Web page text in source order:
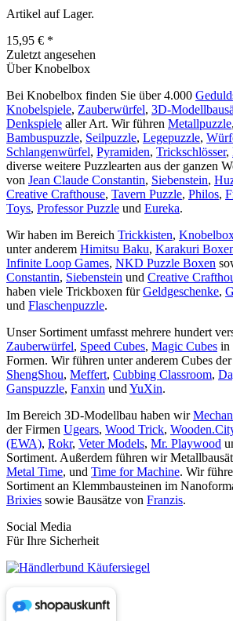
Artikel auf Lager.
15,95 € *
Zuletzt angesehen
Über Knobelbox
Bei Knobelbox finden Sie über 4.000
Knobelspiele, Zauberwürfel, 3D-
Denkspiele aller Art. Wir führen Metallpuzzle,
Bambuspuzzle, Seilpuzzle, Legepuzzle,
Schlangenwürfel, Pyramiden, Trickschlösser,
diverse weitere Puzzlearten aus der ganzen
von Jean Claude Constantin, Siebenstein,
Creative Crafthouse, Tavern Puzzle, Philos,
Toys, Professor Puzzle und Eureka.
Wir haben im Bereich Trickkisten,
unter anderem Himitsu Baku, Karakuri
Infinite Loop Games, NKD Puzzle Boxen
Constantin, Siebenstein und Creative
haben viele Trickboxen fürGeldgeschenke,
und Flaschenpuzzle.
Unser Sortiment umfasst mehrere hundert
Zauberwürfel, Speed Cubes, Magic Cubes in
Formen. Wir führen unter anderem Cubes
ShengShou, Meffert, Cubbing Classroom,
Ganspuzzle, Fanxin und YuXin.
Im Bereich 3D-Modellbau haben wir
der Firmen Ugears, Wood Trick,
(EWA), Rokr, Veter Models, Mr. Playwood
Sortiment. Außerdem führen wir
Metal Time, und Time for Machine. Wir
Sortiment an Klemmbausteinen im
Brixies sowie Bausätze von Franzis.
Social Media
Für Ihre Sicherheit